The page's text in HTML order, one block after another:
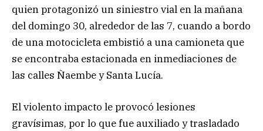
quien protagonizó un siniestro vial en la mañana
del domingo 30, alrededor de las 7, cuando a bordo
de una motocicleta embistió a una camioneta que
se encontraba estacionada en inmediaciones de
las calles Ñaembe y Santa Lucía.
El violento impacto le provocó lesiones
gravísimas, por lo que fue auxiliado y trasladado